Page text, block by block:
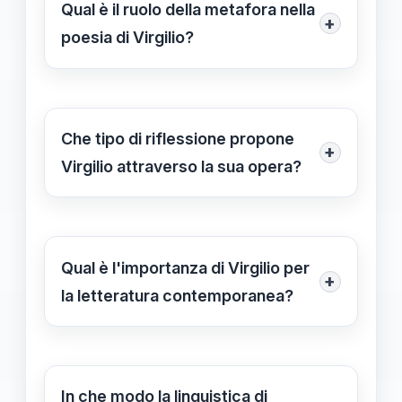
come protagonista, ma anche come
Qual è il ruolo della metafora nella
poesia di Virgilio?
+
La metafora in Virgilio è un potente
permette di trasformare esperienze
umane in concetti universali,
Che tipo di riflessione propone
Virgilio attraverso la sua opera?
+
Virgilio propone una riflessione
azioni umane, ponendo interrogativi
esistenziali che stimolano il lettore a
Qual è l'importanza di Virgilio per
la letteratura contemporanea?
+
Virgilio è considerato un pioniere
innovativo ha influenzato generazioni
In che modo la linguistica di